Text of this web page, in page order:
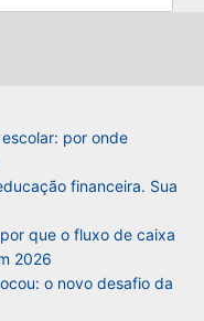
para si mesmos. O
por onde
financeira. Sua
que o fluxo de caixa
2026
o novo desafio da